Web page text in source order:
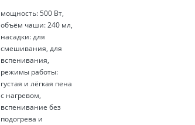
мощность: 500 Вт,
объём чаши: 240 мл,
насадки: для
смешивания, для
вспенивания,
режимы работы:
густая и лёгкая пена
с нагревом,
вспенивание без
подогрева и